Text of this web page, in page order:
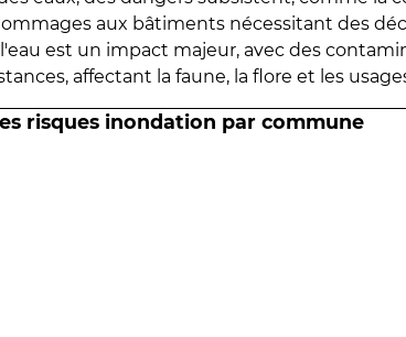
aux bâtiments nécessitant des
est un impact majeur, avec des
affectant la faune, la flore et les
risques inondation par commune